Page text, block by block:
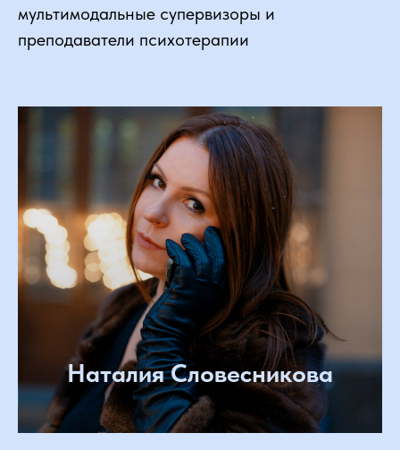
мультимодальные супервизоры и
преподаватели психотерапии
Наталия Словесникова